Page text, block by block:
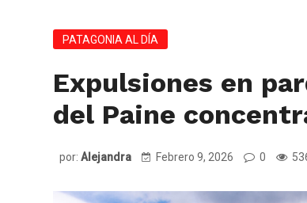
PATAGONIA AL DÍA
Expulsiones en
del Paine
por: Alejandra Febrero 9, 2026 0